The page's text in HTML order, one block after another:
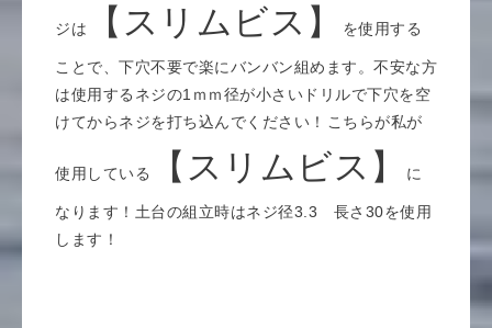
ジは 【スリムビス】 を使用する
ことで、下穴不要で楽にバンバン組めます。不安な方
は使用するネジの1ｍｍ径が小さいドリルで下穴を空
けてからネジを打ち込んでください！
こちらが私が
使用している 【スリムビス】 に
なります！土台の組立時はネジ径3.3 長さ30を使用
します！